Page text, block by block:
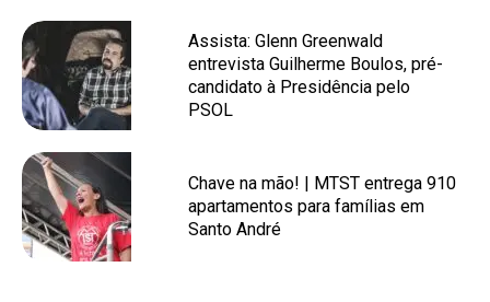
Assista: Glenn Greenwald
entrevista Guilherme Boulos, pré-
candidato à Presidência pelo
PSOL
Chave na mão! | MTST entrega 910
apartamentos para famílias em
Santo André